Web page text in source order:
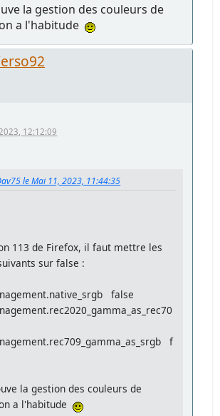
la gestion des couleurs de
a l'habitude
12:12:09
le Mai 11, 2023, 11:44:35
113 de Firefox, il faut mettre les
sur false :
false
f
la gestion des couleurs de
a l'habitude